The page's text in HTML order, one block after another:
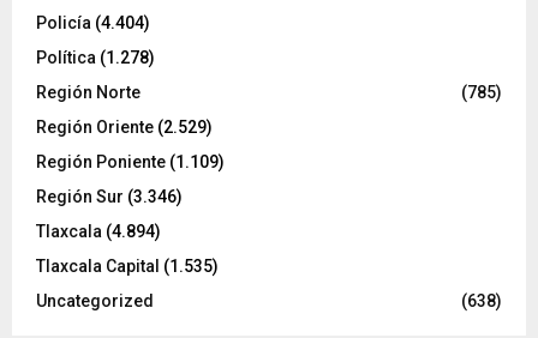
Policía (4.404)
Política (1.278)
Región Norte
(785)
Región Oriente (2.529)
Región Poniente (1.109)
Región Sur (3.346)
Tlaxcala (4.894)
Tlaxcala Capital (1.535)
Uncategorized
(638)